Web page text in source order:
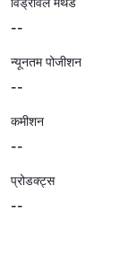
--
न्यूनतम पोजीशन
--
कमीशन
--
प्रोडक्ट्स
--